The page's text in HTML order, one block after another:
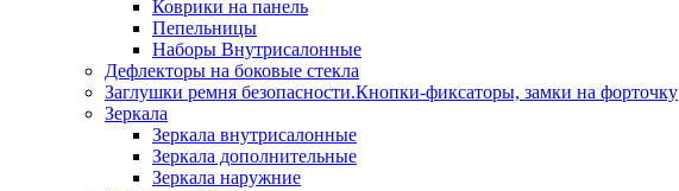
Коврики на панель
Пепельницы
Наборы Внутрисалонные
Дефлекторы на боковые стекла
Заглушки ремня безопасности.Кнопки-фиксаторы, замки на форточку
Зеркала
Зеркала внутрисалонные
Зеркала дополнительные
Зеркала наружние